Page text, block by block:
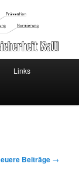
Links
Beiträge →